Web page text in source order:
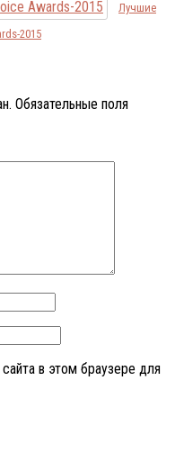
Лучшие
2015
Обязательные поля
в этом браузере для